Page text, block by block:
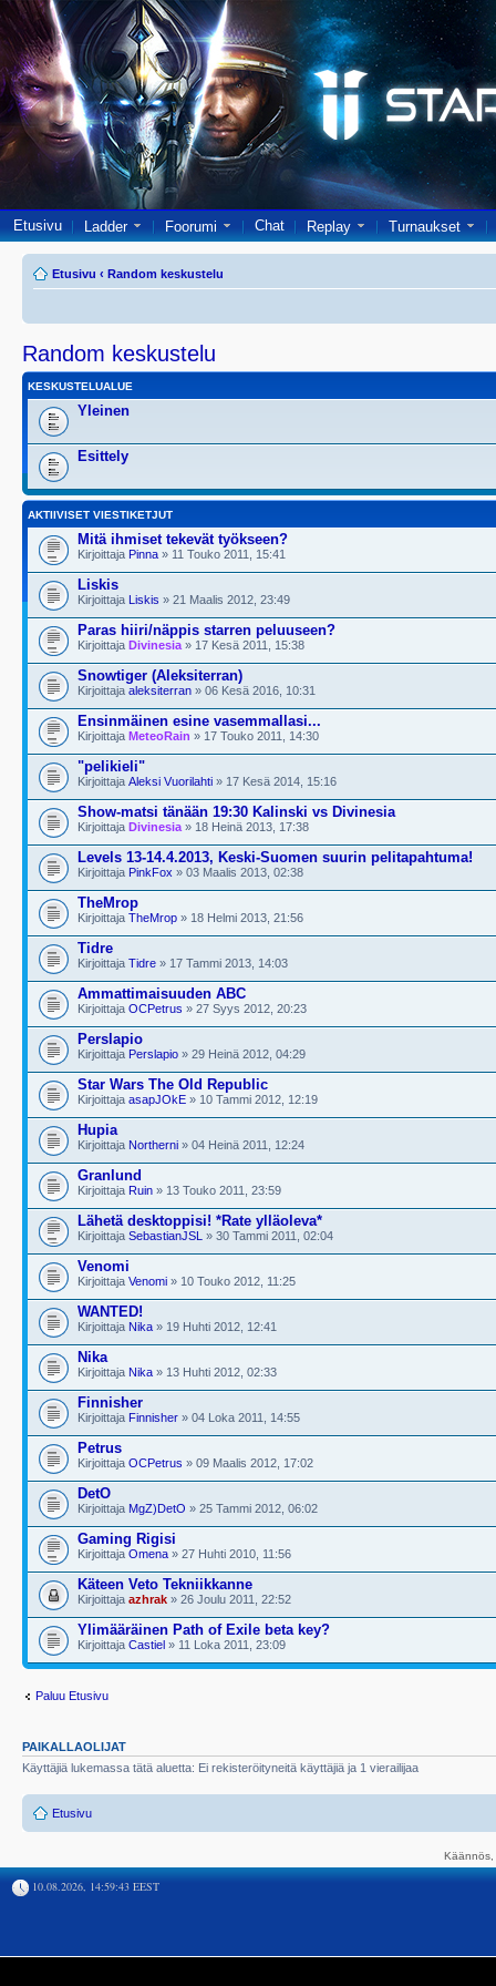
Etusivu Ladder Foorumi Chat Replay Turnaukset
Etusivu ‹ Random keskustelu
Random keskustelu
KESKUSTELUALUE
Yleinen
Esittely
AKTIIVISET VIESTIKETJUT
Mitä ihmiset tekevät työkseen?
Kirjoittaja Pinna » 11 Touko 2011, 15:41
Liskis
Kirjoittaja Liskis » 21 Maalis 2012, 23:49
Paras hiiri/näppis starren peluuseen?
Kirjoittaja Divinesia » 17 Kesä 2011, 15:38
Snowtiger (Aleksiterran)
Kirjoittaja aleksiterran » 06 Kesä 2016, 10:31
Ensinmäinen esine vasemmallasi...
Kirjoittaja MeteoRain » 17 Touko 2011, 14:30
"pelikieli"
Kirjoittaja Aleksi Vuorilahti » 17 Kesä 2014, 15:16
Show-matsi tänään 19:30 Kalinski vs Divinesia
Kirjoittaja Divinesia » 18 Heinä 2013, 17:38
Levels 13-14.4.2013, Keski-Suomen suurin pelitapahtuma!
Kirjoittaja PinkFox » 03 Maalis 2013, 02:38
TheMrop
Kirjoittaja TheMrop » 18 Helmi 2013, 21:56
Tidre
Kirjoittaja Tidre » 17 Tammi 2013, 14:03
Ammattimaisuuden ABC
Kirjoittaja OCPetrus » 27 Syys 2012, 20:23
Perslapio
Kirjoittaja Perslapio » 29 Heinä 2012, 04:29
Star Wars The Old Republic
Kirjoittaja asapJOkE » 10 Tammi 2012, 12:19
Hupia
Kirjoittaja Northerni » 04 Heinä 2011, 12:24
Granlund
Kirjoittaja Ruin » 13 Touko 2011, 23:59
Lähetä desktoppisi! *Rate ylläoleva*
Kirjoittaja SebastianJSL » 30 Tammi 2011, 02:04
Venomi
Kirjoittaja Venomi » 10 Touko 2012, 11:25
WANTED!
Kirjoittaja Nika » 19 Huhti 2012, 12:41
Nika
Kirjoittaja Nika » 13 Huhti 2012, 02:33
Finnisher
Kirjoittaja Finnisher » 04 Loka 2011, 14:55
Petrus
Kirjoittaja OCPetrus » 09 Maalis 2012, 17:02
DetO
Kirjoittaja MgZ)DetO » 25 Tammi 2012, 06:02
Gaming Rigisi
Kirjoittaja Omena » 27 Huhti 2010, 11:56
Käteen Veto Tekniikkanne
Kirjoittaja azhrak » 26 Joulu 2011, 22:52
Ylimääräinen Path of Exile beta key?
Kirjoittaja Castiel » 11 Loka 2011, 23:09
Paluu Etusivu
PAIKALLAOLIJAT
Käyttäjiä lukemassa tätä aluetta: Ei rekisteröityneitä käyttäjiä ja 1 vierailijaa
Etusivu
10.08.2026, 14:59:43 EEST